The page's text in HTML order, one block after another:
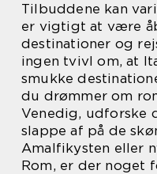
Tilbuddene kan
er vigtigt at være
destinationer og
ingen tvivl om, at
smukke
du drømmer om
Venedig, udforske
slappe af på de
Amalfikysten eller
Rom, er der noget